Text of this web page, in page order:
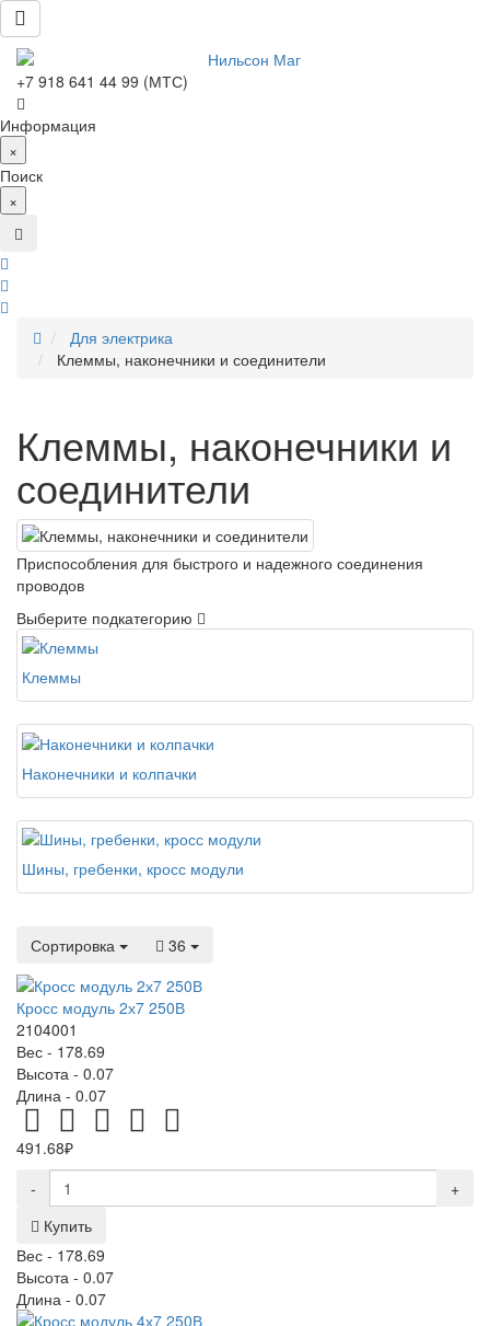
+7 918 641 44 99 (МТС)
Информация
×
Поиск
×
Для электрика
Клеммы, наконечники и соединители
Клеммы, наконечники и
соединители
Приспособления для быстрого и надежного соединения
проводов
Выберите подкатегорию
Клеммы
Наконечники и колпачки
Шины, гребенки, кросс модули
Сортировка 36
Кросс модуль 2х7 250В
2104001
Вес - 178.69
Высота - 0.07
Длина - 0.07
491.68₽
-
+
Купить
Вес - 178.69
Высота - 0.07
Длина - 0.07